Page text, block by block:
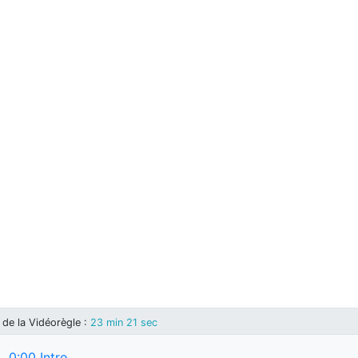
de la Vidéorègle : 23 min 21 sec